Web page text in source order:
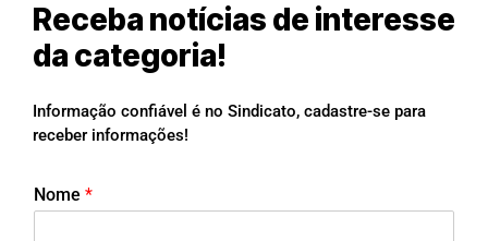
Receba notícias de interesse
da categoria!
Informação confiável é no Sindicato, cadastre-se para
receber informações!
Nome *